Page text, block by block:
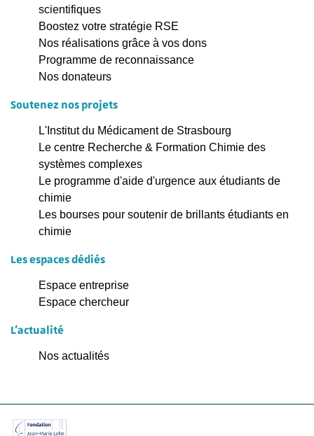
scientifiques
Boostez votre stratégie RSE
Nos réalisations grâce à vos dons
Programme de reconnaissance
Nos donateurs
Soutenez nos projets
L'Institut du Médicament de Strasbourg
Le centre Recherche & Formation Chimie des
systèmes complexes
Le programme d'aide d'urgence aux étudiants de
chimie
Les bourses pour soutenir de brillants étudiants en
chimie
Les espaces dédiés
Espace entreprise
Espace chercheur
L'actualité
Nos actualités